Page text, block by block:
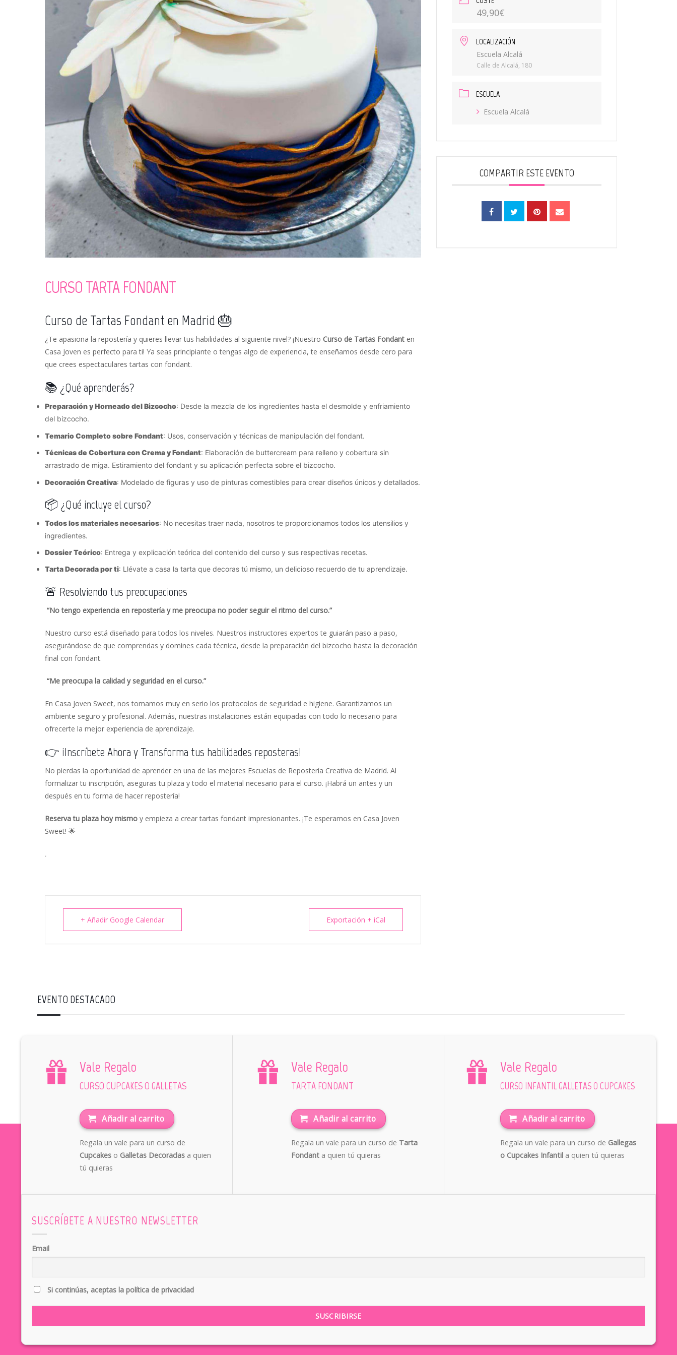
CURSO TARTA FONDANT
Curso de Tartas Fondant en Madrid 🎂
¿Te apasiona la repostería y quieres llevar tus habilidades al siguiente nivel? ¡Nuestro Curso de Tartas Fondant en
Casa Joven es perfecto para ti! Ya seas principiante o tengas algo de experiencia, te enseñamos desde cero para
que crees espectaculares tartas con fondant.
📚 ¿Qué aprenderás?
Preparación y Horneado del Bizcocho: Desde la mezcla de los ingredientes hasta el desmolde y enfriamiento
del bizcocho.
Temario Completo sobre Fondant: Usos, conservación y técnicas de manipulación del fondant.
Técnicas de Cobertura con Crema y Fondant: Elaboración de buttercream para relleno y cobertura sin
arrastrado de miga. Estiramiento del fondant y su aplicación perfecta sobre el bizcocho.
Decoración Creativa: Modelado de figuras y uso de pinturas comestibles para crear diseños únicos y detallados.
📦 ¿Qué incluye el curso?
Todos los materiales necesarios: No necesitas traer nada, nosotros te proporcionamos todos los utensilios y
ingredientes.
Dossier Teórico: Entrega y explicación teórica del contenido del curso y sus respectivas recetas.
Tarta Decorada por ti: Llévate a casa la tarta que decoras tú mismo, un delicioso recuerdo de tu aprendizaje.
🚨 Resolviendo tus preocupaciones
“No tengo experiencia en repostería y me preocupa no poder seguir el ritmo del curso.”
Nuestro curso está diseñado para todos los niveles. Nuestros instructores expertos te guiarán paso a paso,
asegurándose de que comprendas y domines cada técnica, desde la preparación del bizcocho hasta la decoración
final con fondant.
“Me preocupa la calidad y seguridad en el curso.”
En Casa Joven Sweet, nos tomamos muy en serio los protocolos de seguridad e higiene. Garantizamos un
ambiente seguro y profesional. Además, nuestras instalaciones están equipadas con todo lo necesario para
ofrecerte la mejor experiencia de aprendizaje.
👉 ¡Inscríbete Ahora y Transforma tus habilidades reposteras!
No pierdas la oportunidad de aprender en una de las mejores Escuelas de Repostería Creativa de Madrid. Al
formalizar tu inscripción, aseguras tu plaza y todo el material necesario para el curso. ¡Habrá un antes y un
después en tu forma de hacer repostería!
Reserva tu plaza hoy mismo y empieza a crear tartas fondant impresionantes. ¡Te esperamos en Casa Joven
Sweet! 🌟
.
+ Añadir Google Calendar Exportación + iCal
49,90€
LOCALIZACIÓN
Escuela Alcalá
Calle de Alcalá, 180
ESCUELA
Escuela Alcalá
COMPARTIR ESTE EVENTO
EVENTO DESTACADO
Vale Regalo
CURSO CUPCAKES O GALLETAS
Añadir al carrito
Regala un vale para un curso de
Cupcakes o Galletas Decoradas a quien
tú quieras
Vale Regalo
TARTA FONDANT
Añadir al carrito
Regala un vale para un curso de Tarta
Fondant a quien tú quieras
Vale Regalo
CURSO INFANTIL GALLETAS O CUPCAKES
Añadir al carrito
Regala un vale para un curso de Gallegas
o Cupcakes Infantil a quien tú quieras
SUSCRÍBETE A NUESTRO NEWSLETTER
Email
Si continúas, aceptas la política de privacidad